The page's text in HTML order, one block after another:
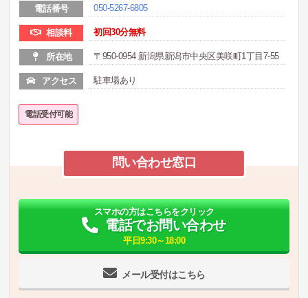
電話番号 050-5267-6805
相談料 初回30分無料
所在地 〒950-0954 新潟県新潟市中央区美咲町1丁目7-55
アクセス 駐車場あり
電話受付可能
問い合わせ窓口
メール受付はこちら
スマホの方はこちらをクリック
電話でお問い合わせ
平日9:30～18:00